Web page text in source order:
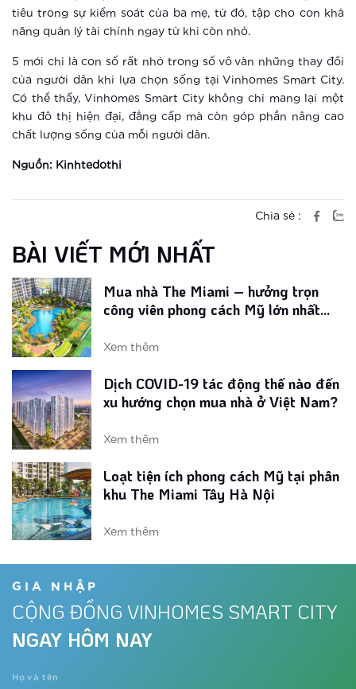
tiêu trong sự kiểm soát của ba mẹ, từ đó, tập cho con khả
năng quản lý tài chính ngay từ khi còn nhỏ.
5 mới chỉ là con số rất nhỏ trong số vô vàn những thay đổi
của người dân khi lựa chọn sống tại Vinhomes Smart City.
Có thể thấy, Vinhomes Smart City không chỉ mang lại một
khu đô thị hiện đại, đẳng cấp mà còn góp phần nâng cao
chất lượng sống của mỗi người dân.
Nguồn: Kinhtedothi
Chia sẻ :
BÀI VIẾT MỚI NHẤT
Trải nghiệm sống thời thượng thời
đại 4.0 tại đô thị thông minh của
Vingroup
Điểm danh 3 đô thị thông minh hàng
đầu Châu Á
Xem thêm
Giải mã lý do The Miami được săn
đón đặc biệt ngay khi ra mắt
Xem thêm
Mua nhà The Miami – hưởng trọn
công viên phong cách Mỹ lớn nhất
Xem thêm
Dịch COVID-19 tác động thế nào đến
xu hướng chọn mua nhà ở Việt Nam?
Xem thêm
Loạt tiện ích phong cách Mỹ tại phân
khu The Miami Tây Hà Nội
Xem thêm
Vinhomes ra mắt phân khu ‘chuẩn Mỹ’
GIA NHẬP
CỘNG ĐỒNG VINHOMES SMART CITY
NGAY HÔM NAY
Họ và tên